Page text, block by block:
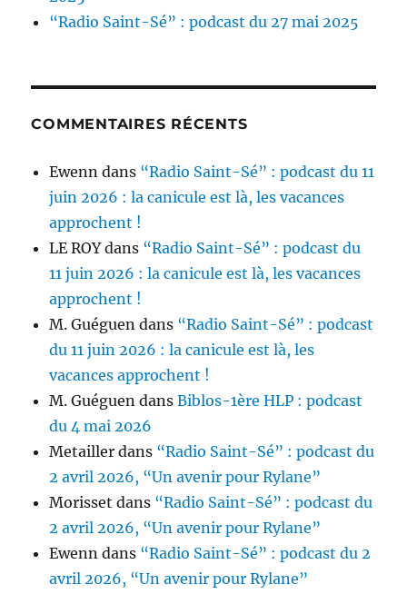
“Radio Saint-Sé” : podcast du 27 mai 2025
COMMENTAIRES RÉCENTS
Ewenn dans “Radio Saint-Sé” : podcast du 11
juin 2026 : la canicule est là, les vacances
approchent !
LE ROYdans “Radio Saint-Sé” : podcast du
11 juin 2026 : la canicule est là, les vacances
approchent !
M. Guéguen dans “Radio Saint-Sé” : podcast
du 11 juin 2026 : la canicule est là, les
vacances approchent !
M. Guéguen dansBiblos-1ère HLP : podcast
du 4 mai 2026
Metailler dans “Radio Saint-Sé” : podcast du
2 avril 2026, “Un avenir pour Rylane”
Morisset dans “Radio Saint-Sé” : podcast du
2 avril 2026, “Un avenir pour Rylane”
Ewenn dans “Radio Saint-Sé” : podcast du 2
avril 2026, “Un avenir pour Rylane”